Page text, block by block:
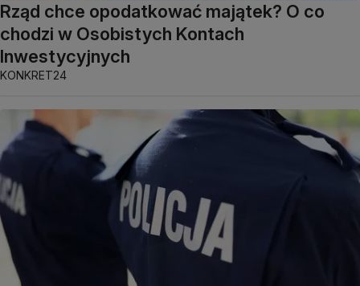
Rząd chce opodatkować majątek? O co
chodzi w Osobistych Kontach
Inwestycyjnych
KONKRET24